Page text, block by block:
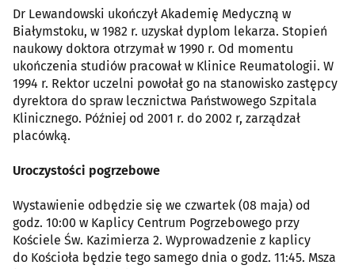
Dr Lewandowski ukończył Akademię Medyczną w
Białymstoku, w 1982 r. uzyskał dyplom lekarza. Stopień
naukowy doktora otrzymał w 1990 r. Od momentu
ukończenia studiów pracował w Klinice Reumatologii. W
1994 r. Rektor uczelni powołał go na stanowisko zastępcy
dyrektora do spraw lecznictwa Państwowego Szpitala
Klinicznego. Później od 2001 r. do 2002 r, zarządzał
placówką.
Uroczystości pogrzebowe
Wystawienie odbędzie się we czwartek (08 maja) od
godz. 10:00 w Kaplicy Centrum Pogrzebowego przy
Kościele Św. Kazimierza 2. Wyprowadzenie z kaplicy
do Kościoła będzie tego samego dnia o godz. 11:45. Msza